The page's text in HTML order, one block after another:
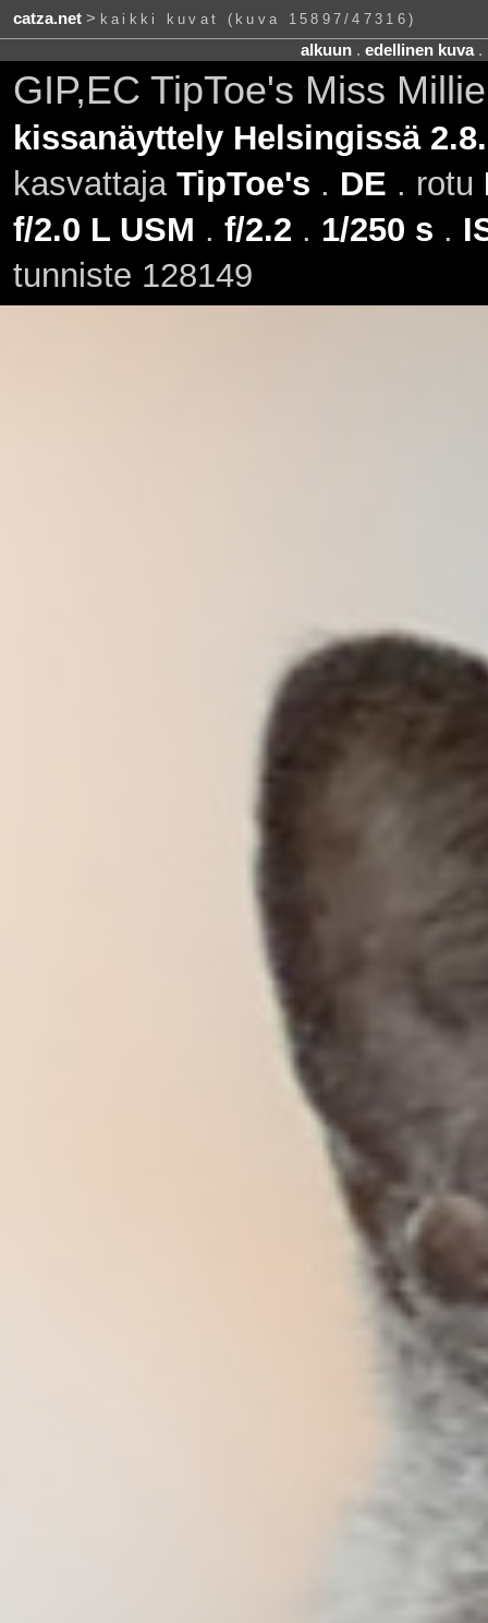
catza.net> kaikki kuvat (kuva 15897/47316)
alkuun. edellinen kuva.
GIP,EC TipToe's Miss
kissanäyttely Helsingissä
kasvattaja TipToe's . DE . rotu
f/2.0 L USM . f/2.2 . 1/250 s .
tunniste 128149